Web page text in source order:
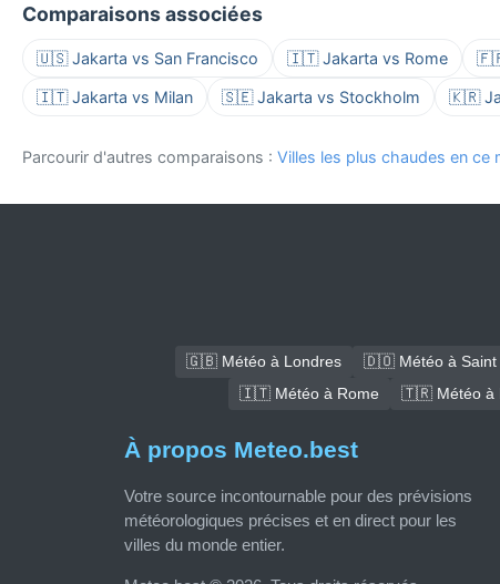
Comparaisons associées
🇺🇸 Jakarta vs San Francisco 🇮🇹 Jakarta vs Rome 🇫🇷
🇮🇹 Jakarta vs Milan 🇸🇪 Jakarta vs Stockholm 🇰🇷
Parcourir d'autres comparaisons : Villes les plus chaudes en ce
🇬🇧 Météo à Londres 🇩🇴 Météo à Saint
🇮🇹 Météo à Rome
🇹🇷 Météo à
À propos Meteo.best
Votre source incontournable pour des prévisions
météorologiques précises et en direct pour les
villes du monde entier.